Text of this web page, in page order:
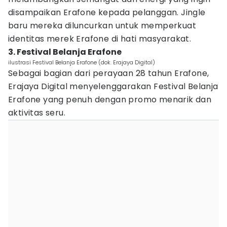
disampaikan Erafone kepada pelanggan. Jingle
baru mereka diluncurkan untuk memperkuat
identitas merek Erafone di hati masyarakat.
3. Festival Belanja Erafone
ilustrasi Festival Belanja Erafone (dok. Erajaya Digital)
Sebagai bagian dari perayaan 28 tahun Erafone,
Erajaya Digital menyelenggarakan Festival Belanja
Erafone yang penuh dengan promo menarik dan
aktivitas seru.